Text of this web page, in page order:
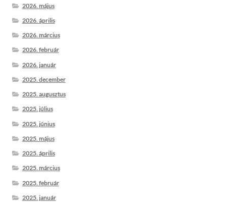
2026. május
2026. április
2026. március
2026. február
2026. január
2025. december
2025. augusztus
2025. július
2025. június
2025. május
2025. április
2025. március
2025. február
2025. január